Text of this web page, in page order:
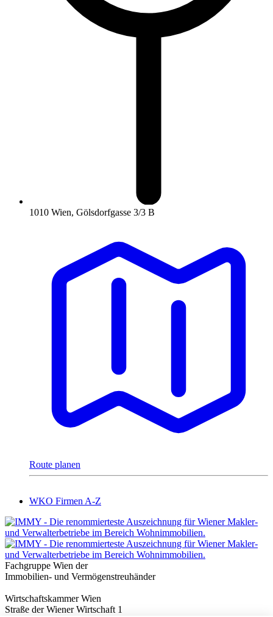
1010 Wien, Gölsdorfgasse 3/3 B
Route planen
WKO Firmen A-Z
Fachgruppe Wien der
Immobilien- und Vermögenstreuhänder
Wirtschaftskammer Wien
Straße der Wiener Wirtschaft 1